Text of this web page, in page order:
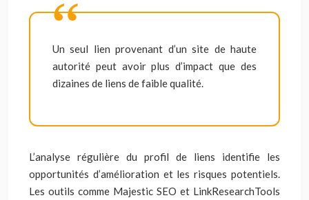
Un seul lien provenant d’un site de haute
autorité peut avoir plus d’impact que des
dizaines de liens de faible qualité.
L’analyse régulière du profil de liens identifie les
opportunités d’amélioration et les risques potentiels.
Les outils comme Majestic SEO et LinkResearchTools